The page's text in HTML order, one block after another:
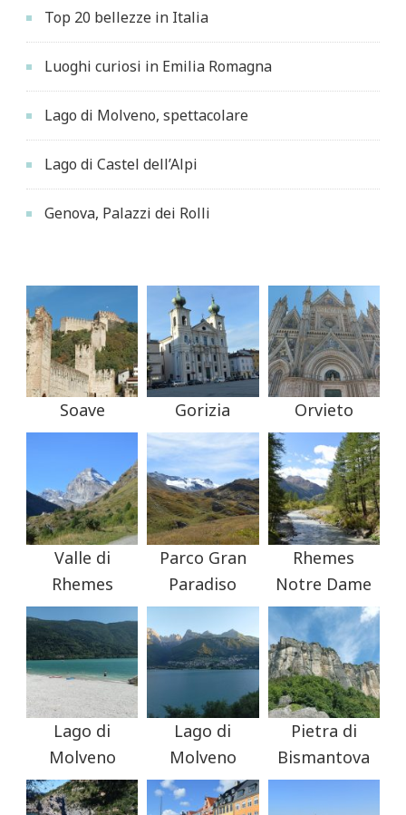
Top 20 bellezze in Italia
Luoghi curiosi in Emilia Romagna
Lago di Molveno, spettacolare
Lago di Castel dell’Alpi
Genova, Palazzi dei Rolli
Soave Gorizia Orvieto
Valle di
Rhemes
Parco Gran
Paradiso
Rhemes
Notre Dame
Lago di
Molveno
Lago di
Molveno
Pietra di
Bismantova